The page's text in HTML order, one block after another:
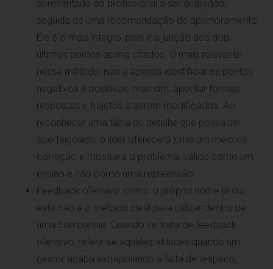
apresentada do profissional a ser analisado,
seguida de uma recomendação de aprimoramento.
Ele é o mais íntegro, pois é a junção dos dois
últimos pontos acima citados. O mais relevante,
nesse método, não é apenas identificar os pontos
negativos e positivos, mas sim, apontar formas,
respostas e trajetos a serem modificados. Ao
reconhecer uma falha ou detalhe que possa ser
aperfeiçoado, o líder oferecerá junto um meio de
correção e mostrará o problema, válido como um
ensino e não como uma repreensão.
Feedback ofensivo: como o próprio nome já diz,
este não é o método ideal para utilizar dentro de
uma companhia. Quando se trata de feedback
ofensivo, refere-se àquelas atitudes quando um
gestor acaba extrapolando a falta de respeito,